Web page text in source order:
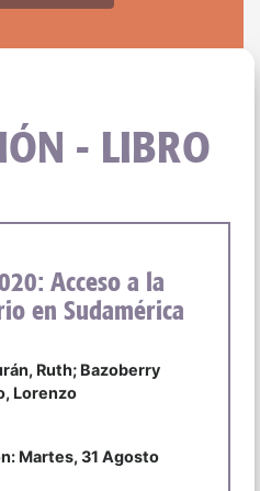
- LIBRO
Acceso a la
en Sudamérica
Ruth; Bazoberry
Lorenzo
Martes, 31 Agosto